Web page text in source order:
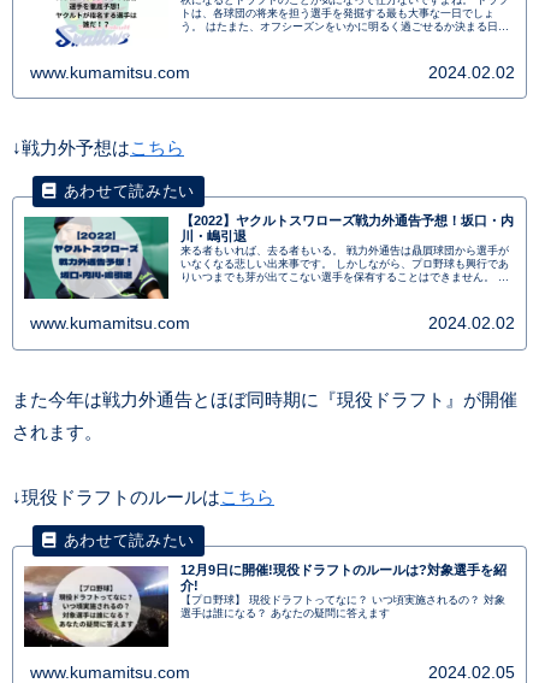
トは、各球団の将来を担う選手を発掘する最も大事な一日でしょ
う。 はたまた、オフシーズンをいかに明るく過ごせるか決まる日で
www.kumamitsu.com 2024.02.02
↓戦力外予想はこちら
【2022】ヤクルトスワローズ戦力外通告予想！坂口・内
川・嶋引退
来る者もいれば、去る者もいる。 戦力外通告は贔屓球団から選手が
いなくなる悲しい出来事です。 しかしながら、プロ野球も興行であ
りいつまでも芽が出てこない選手を保有することはできません。 今
www.kumamitsu.com 2024.02.02
また今年は戦力外通告とほぼ同時期に『現役ドラフト』が開催
されます。
↓現役ドラフトのルールはこちら
12月9日に開催!現役ドラフトのルールは?対象選手を紹
介!
【プロ野球】 現役ドラフトってなに？ いつ頃実施されるの？ 対象
選手は誰になる？ あなたの疑問に答えます
www.kumamitsu.com 2024.02.05